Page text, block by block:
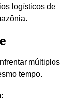
logísticos de
múltiplos
tempo.